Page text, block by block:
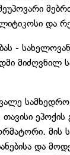
და
-
მიძღვნილ
ეპოქის
მის
და